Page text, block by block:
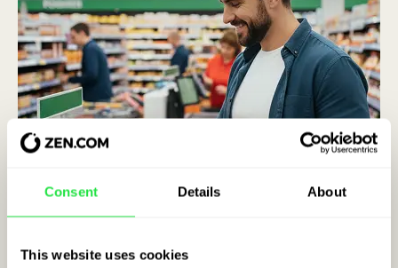
Consent Details About
This website uses cookies